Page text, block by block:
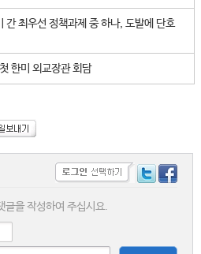
간 최우선 정책과제 중 하나, 도발에 단호
한미 외교장관 회담
글을 작성하여 주십시요.